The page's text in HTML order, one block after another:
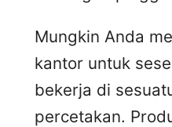
Mungkin Anda
kantor untuk
bekerja di
percetakan.